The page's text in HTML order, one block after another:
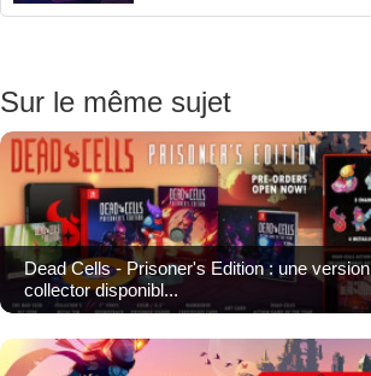
Sur le même sujet
Dead Cells - Prisoner's Edition : une version
collector disponibl...